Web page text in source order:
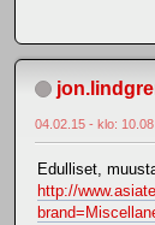
04.02.15 - klo: 10.08
Edulliset,
http://